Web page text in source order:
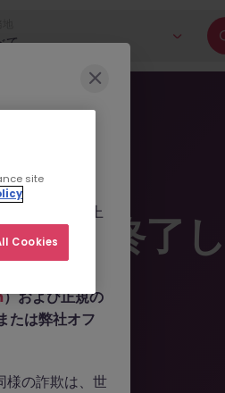
て
載は終了
込もうとす
を作成した上
の提供や、
）および正規の
は弊社オフ
の詐欺は、世
site
Cookies